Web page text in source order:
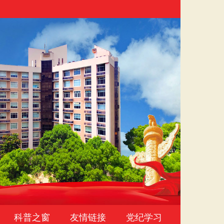
科普之窗 友情链接 党纪学习